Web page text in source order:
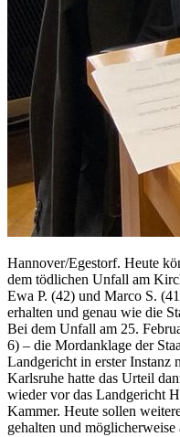
Hannover/Egestorf. Heute
dem tödlichen Unfall am
Ewa P. (42) und Marco S.
erhalten und genau wie die
Bei dem Unfall am 25.
6) – die Mordanklage der
Landgericht in erster Instanz
Karlsruhe hatte das Urteil
wieder vor das Landgericht
Kammer. Heute sollen
gehalten und